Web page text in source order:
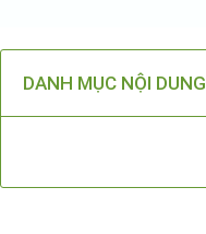
DANH MỤC NỘI DUNG